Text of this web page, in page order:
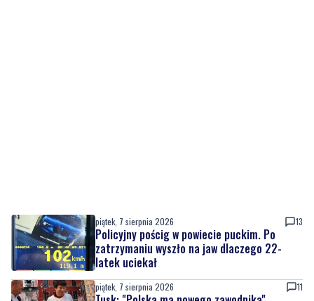
piątek, 7 sierpnia 2026 13
Policyjny pościg w powiecie puckim. Po
zatrzymaniu wyszło na jaw dlaczego 22-
latek uciekał
piątek, 7 sierpnia 2026 11